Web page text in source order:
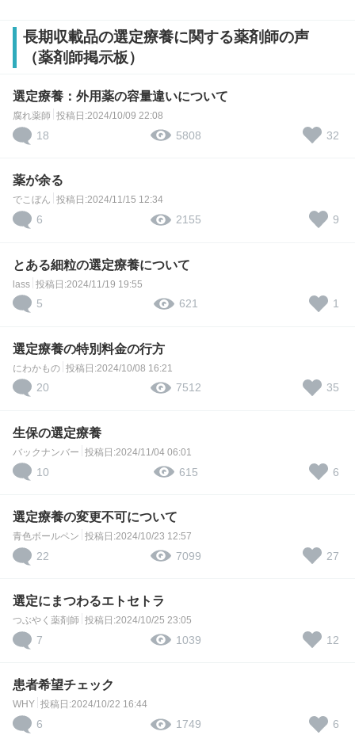
長期収載品の選定療養に関する薬剤師の声
（薬剤師掲示板）
選定療養：外用薬の容量違いについて
腐れ薬師 投稿日:2024/10/09 22:08
18 5808 32
薬が余る
でこぼん 投稿日:2024/11/15 12:34
6 2155 9
とある細粒の選定療養について
lass 投稿日:2024/11/19 19:55
5 621 1
選定療養の特別料金の行方
にわかもの 投稿日:2024/10/08 16:21
20 7512 35
生保の選定療養
バックナンバー 投稿日:2024/11/04 06:01
10 615 6
選定療養の変更不可について
青色ボールペン 投稿日:2024/10/23 12:57
22 7099 27
選定にまつわるエトセトラ
つぶやく薬剤師 投稿日:2024/10/25 23:05
7 1039 12
患者希望チェック
WHY 投稿日:2024/10/22 16:44
6 1749 6